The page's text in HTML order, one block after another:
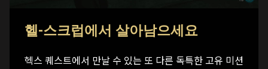
헬-스크럽에서 살아남으세요
헥스 퀘스트에서 만날 수 있는 또 다른 독특한 고유 미션